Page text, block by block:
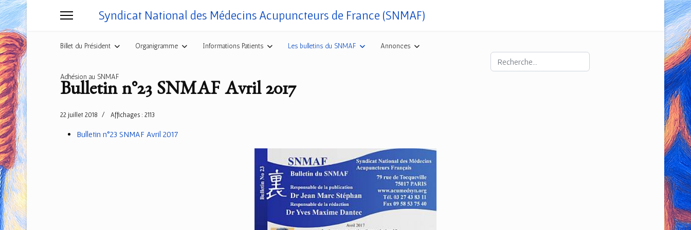
Syndicat National des Médecins Acupuncteurs de France (SNMAF)
Billet du Président Organigramme Informations Patients Les bulletins du SNMAF Annonces
Adhésion au SNMAF
Rechercher
Bulletin n°23 SNMAF Avril 2017
22 juillet 2018 Affichages : 2113
Bulletin n°23 SNMAF Avril 2017